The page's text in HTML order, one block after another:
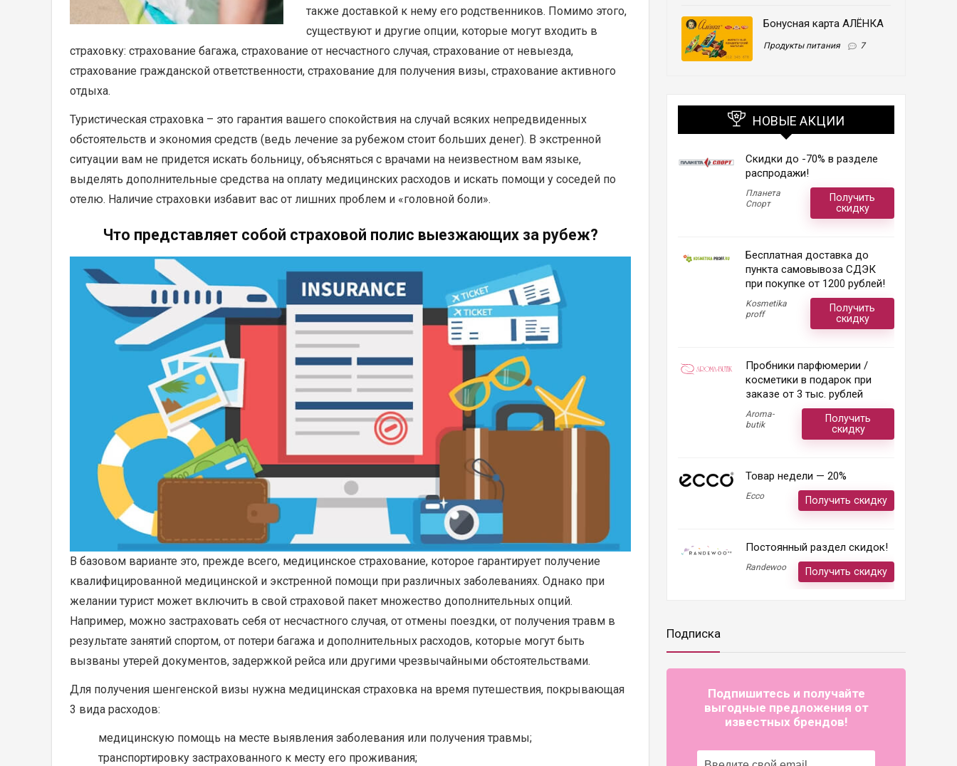
также доставкой к нему его родственников. Помимо этого,
существуют и другие опции, которые могут входить в
страховку: страхование багажа, страхование от несчастного случая, страхование от невыезда,
страхование гражданской ответственности, страхование для получения визы, страхование активного
отдыха.
Туристическая страховка – это гарантия вашего спокойствия на случай всяких непредвиденных
обстоятельств и экономия средств (ведь лечение за рубежом стоит больших денег). В экстренной
ситуации вам не придется искать больницу, объясняться с врачами на неизвестном вам языке,
выделять дополнительные средства на оплату медицинских расходов и искать помощи у соседей по
отелю. Наличие страховки избавит вас от лишних проблем и «головной боли».
Что представляет собой страховой полис выезжающих за рубеж?
В базовом варианте это, прежде всего, медицинское страхование, которое гарантирует получение
квалифицированной медицинской и экстренной помощи при различных заболеваниях. Однако при
желании турист может включить в свой страховой пакет множество дополнительных опций.
Например, можно застраховать себя от несчастного случая, от отмены поездки, от получения травм в
результате занятий спортом, от потери багажа и дополнительных расходов, которые могут быть
вызваны утерей документов, задержкой рейса или другими чрезвычайными обстоятельствами.
Для получения шенгенской визы нужна медицинская страховка на время путешествия, покрывающая
3 вида расходов:
медицинскую помощь на месте выявления заболевания или получения травмы;
транспортировку застрахованного к месту его проживания;
Бонусная карта АЛЁНКА
Продукты питания 7
НОВЫЕ АКЦИИ
Скидки до -70% в разделе
распродажи!
Планета
Спорт
Получить
скидку
Бесплатная доставка до
пункта самовывоза СДЭК
при покупке от 1200 рублей!
Kosmetika
proff
Получить
скидку
Пробники парфюмерии /
косметики в подарок при
заказе от 3 тыс. рублей
Aroma-
butik
Получить
скидку
Товар недели — 20%
Ecco Получить скидку
Постоянный раздел скидок!
Randewoo Получить скидку
Подписка
Подпишитесь и получайте
выгодные предложения от
известных брендов!